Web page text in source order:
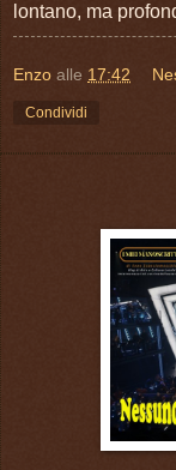
lontano, ma
Enzo alle 17:42
Condividi